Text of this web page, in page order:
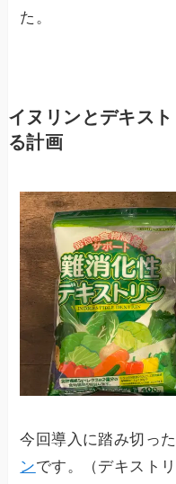
た。
イヌリンとデキス
る計画
今回導入に踏み切った
ンです。（デキスト